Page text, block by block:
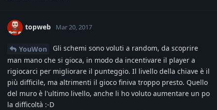
topweb Mar 20, 2017
YouWon
Gli schemi sono voluti a random, da scoprire
man mano che si gioca, in modo da incentivare il player a
rigiocarci per migliorare il punteggio. Il livello della chiave è il
più difficile, ma altrimenti il gioco finiva troppo presto. Quello
del muro è l'ultimo livello, anche li ho voluto aumentare un po
la difficoltà :-D